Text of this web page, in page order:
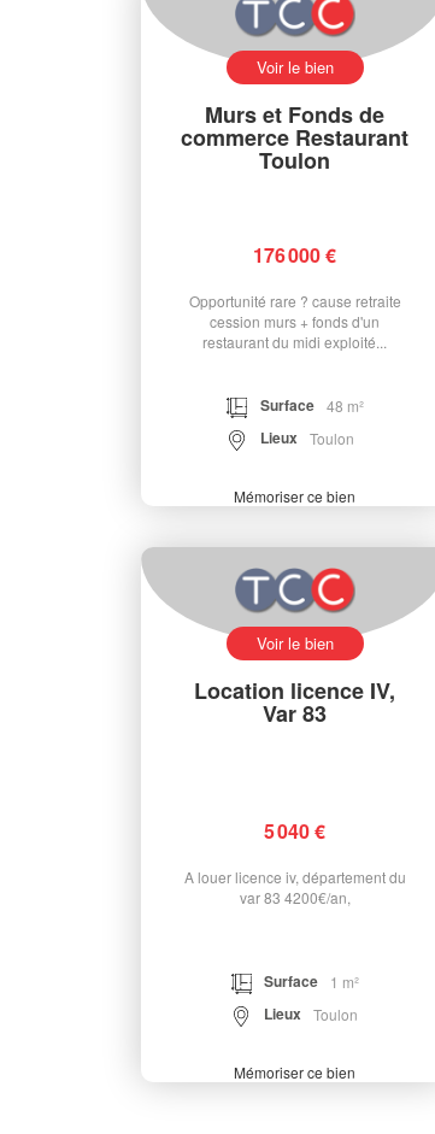
Voir le bien
Murs et Fonds de
commerce Restaurant
Toulon
176 000 €
Opportunité rare ? cause retraite
cession murs + fonds d'un
restaurant du midi exploité...
Surface 48 m²
Lieux Toulon
Mémoriser ce bien
Voir le bien
Location licence IV,
Var 83
5 040 €
A louer licence iv, département du
var 83 4200€/an,
Surface 1 m²
Lieux Toulon
Mémoriser ce bien